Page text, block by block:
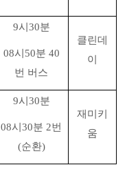
9시30분
08시50분 40
번 버스
클린데
이
9시30분
08시30분 2번
(순환)
재미키
움